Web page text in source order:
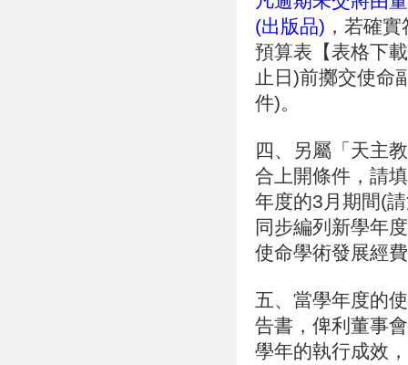
(出版品) ，若確
預算表【表格下
止日)前擲交使命
件)。
四、另屬「天主
合上開條件，請
年度的3月期間(
同步編列新學年
使命學術發展經
五、當學年度的
告書，俾利董事
學年的執行成效